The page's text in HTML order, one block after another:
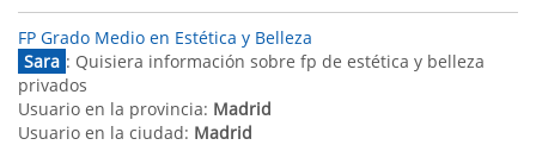
FP Grado Medio en Estética y Belleza
Sara : Quisiera información sobre fp de estética y belleza
privados
Usuario en la provincia: Madrid
Usuario en la ciudad: Madrid